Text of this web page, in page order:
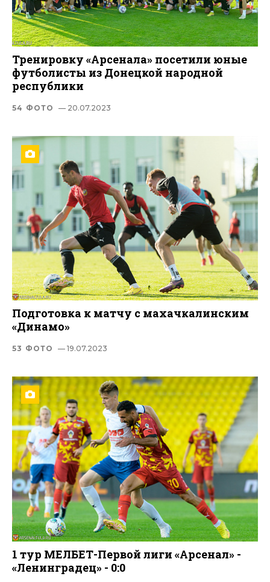
Тренировку «Арсенала» посетили юные
футболисты из Донецкой народной
республики
54 ФОТО — 20.07.2023
Подготовка к матчу с махачкалинским
«Динамо»
53 ФОТО — 19.07.2023
1 тур МЕЛБЕТ-Первой лиги «Арсенал» -
«Ленинградец» - 0:0